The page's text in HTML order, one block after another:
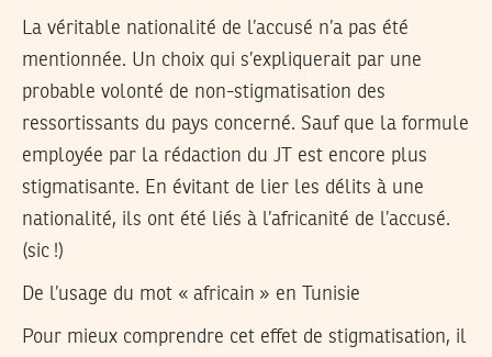
La véritable nationalité de l’accusé n’a pas été
mentionnée. Un choix qui s’expliquerait par une
probable volonté de non-stigmatisation des
ressortissants du pays concerné. Sauf que la formule
employée par la rédaction du JT est encore plus
stigmatisante. En évitant de lier les délits à une
nationalité, ils ont été liés à l’africanité de l’accusé.
(sic !)
De l’usage du mot « africain » en Tunisie
Pour mieux comprendre cet effet de stigmatisation, il